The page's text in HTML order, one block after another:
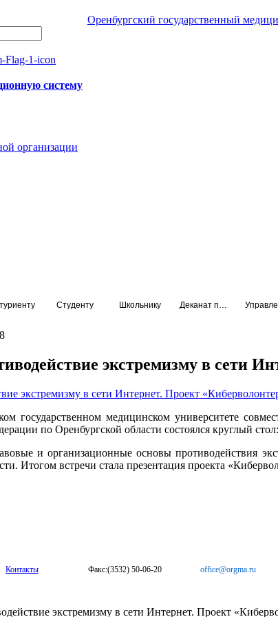
Оренбургский государственный
систему
организации
Студенту Школьнику
экстремизму в сети
государственном медицинском университете
по Оренбургской области состоялся круглый
и организационные основы противодействия
Итогом встречи стала презентация проекта
Контакты Факс:(3532) 50-06-20 office@orgma.ru
экстремизму в сети Интернет. Проект